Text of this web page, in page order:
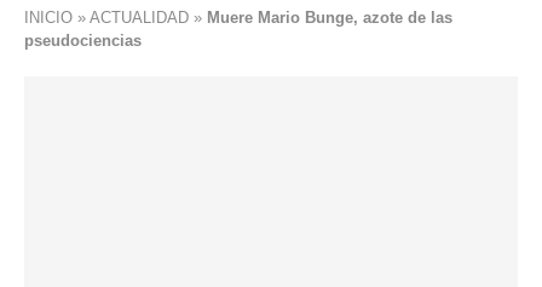
INICIO » ACTUALIDAD » Muere Mario Bunge, azote de las
pseudociencias